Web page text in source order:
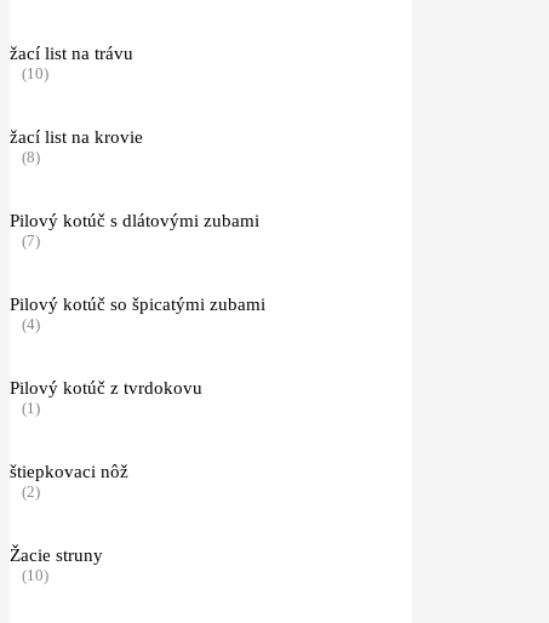
žací list na trávu
(10)
žací list na krovie
(8)
Pilový kotúč s dlátovými zubami
(7)
Pilový kotúč so špicatými zubami
(4)
Pilový kotúč z tvrdokovu
(1)
štiepkovaci nôž
(2)
Žacie struny
(10)